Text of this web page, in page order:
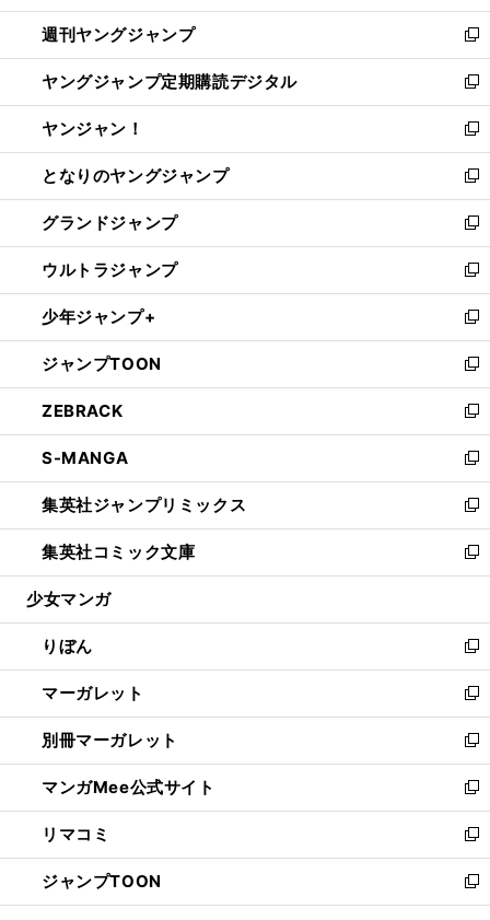
開
く
ウ
で
開
く
ン
ド
ウ
で
開
く
ウ
ィ
ン
ド
ウ
で
開
く
週刊ヤングジャンプ
新
し
い
ウ
ィ
ン
ド
ウ
で
開
く
ヤングジャンプ定期購読デジタル
新
し
い
ウ
ィ
ン
ド
ウ
で
開
く
ヤンジャン！
新
し
い
ウ
ィ
ン
ド
ウ
で
開
く
となりのヤングジャンプ
新
し
い
ウ
ィ
ン
ド
ウ
で
開
く
グランドジャンプ
新
し
い
ウ
ィ
ン
ド
ウ
で
開
く
ウルトラジャンプ
新
し
い
ウ
ィ
ン
ド
ウ
で
開
く
少年ジャンプ+
新
し
い
ウ
ィ
ン
ド
ウ
で
開
く
ジャンプTOON
新
し
い
ウ
ィ
ン
ド
ウ
で
開
ZEBRACK
新
し
い
ウ
ィ
ン
ド
ウ
開
く
S-MANGA
新
し
い
ウ
ィ
ン
ウ
で
開
く
集英社ジャンプリミックス
新
し
い
ウ
ン
ド
ウ
で
開
く
集英社コミック文庫
新
し
ウ
ィ
ン
ド
ウ
で
開
く
少女マンガ
りぼん
新
し
い
ウ
ィ
ン
ド
ウ
で
開
く
マーガレット
新
し
い
ウ
ィ
ン
ド
ウ
で
開
別冊マーガレット
新
し
い
ウ
ィ
ン
ド
ウ
マンガMee公式サイト
新
し
い
ウ
ィ
ン
リマコミ
新
し
い
ウ
ジャンプTOON
新
し